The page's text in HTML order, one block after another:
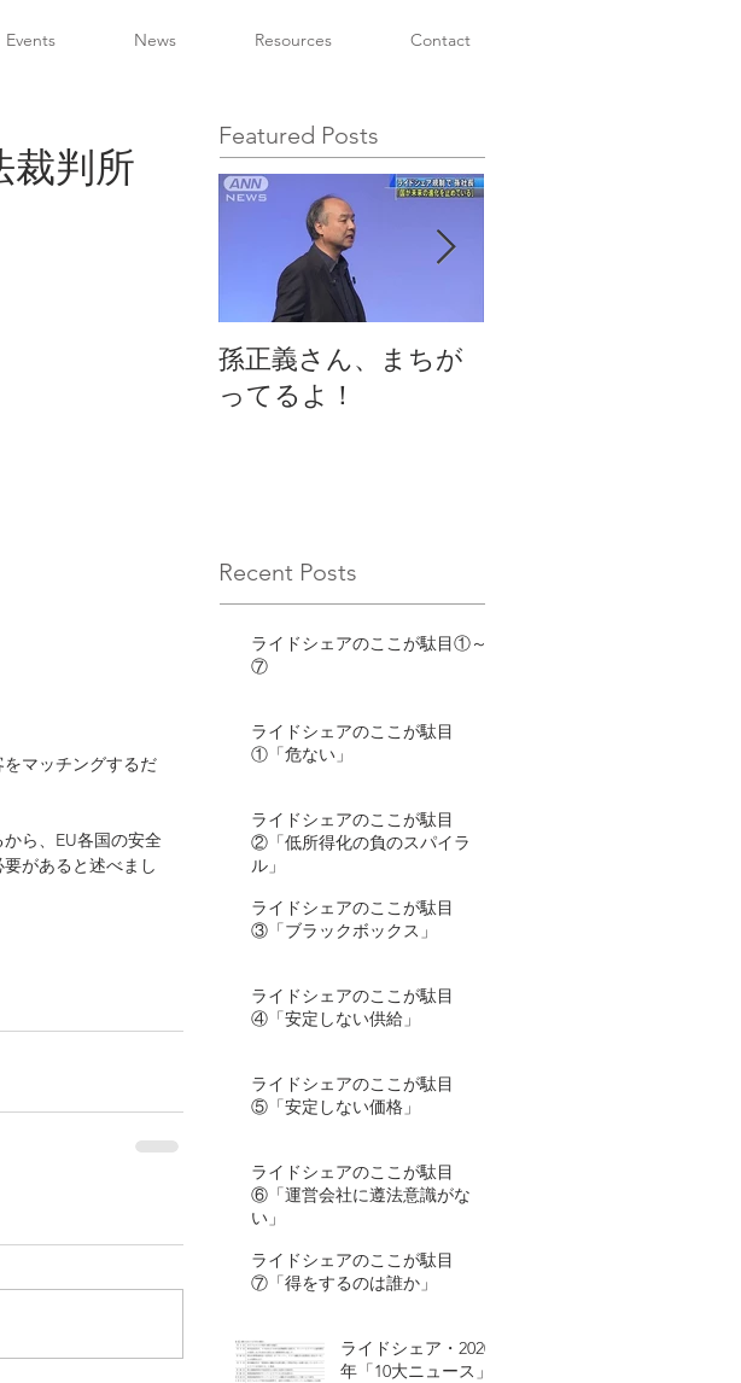
Events News Resources Contact
判所
マッチングするだ
ら、EU各国の安全
があると述べまし
Featured Posts
孫正義さん、まちが
ってるよ！
Recent Posts
ライドシェアのここが駄目①～
⑦
ライドシェアのここが駄目
①「危ない」
ライドシェアのここが駄目
②「低所得化の負のスパイラ
ル」
ライドシェアのここが駄目
③「ブラックボックス」
ライドシェアのここが駄目
④「安定しない供給」
ライドシェアのここが駄目
⑤「安定しない価格」
ライドシェアのここが駄目
⑥「運営会社に遵法意識がな
い」
ライドシェアのここが駄目
⑦「得をするのは誰か」
ライドシェア・2020
年「10大ニュース」